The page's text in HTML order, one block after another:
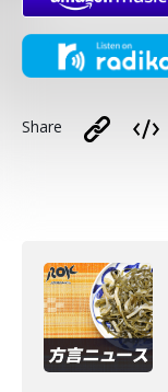
Share